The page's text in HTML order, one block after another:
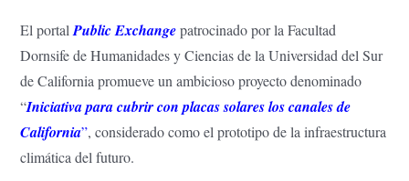
El portalPublic Exchangepatrocinado por la Facultad
Dornsife de Humanidades y Ciencias de la Universidad del Sur
de California promueve un ambicioso proyecto denominado
“Iniciativa para cubrir con placas solares los canales de
California”, considerado como el prototipo de la infraestructura
climática del futuro.